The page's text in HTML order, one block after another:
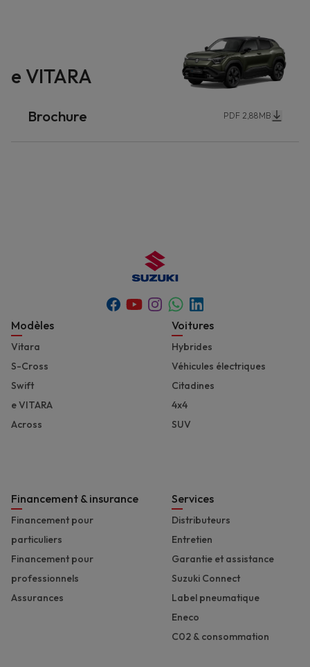
e VITARA
Brochure PDF 2,88MB
Facebook
YoutubeInstagram
Whatsapp
Linkedin
Footer
Modèles
Vitara
S-Cross
Swift
e VITARA
Across
Voitures
Hybrides
Véhicules électriques
Citadines
4x4
SUV
Financement & insurance
Financement pour
particuliers
Financement pour
professionnels
Assurances
Services
Distributeurs
Entretien
Garantie et assistance
Suzuki Connect
Label pneumatique
Eneco
C02 & consommation